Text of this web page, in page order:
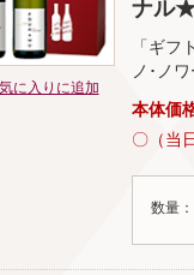
に入りに追加
ナル
「ギ
ノ･ノ
本体価
〇（当
数量：